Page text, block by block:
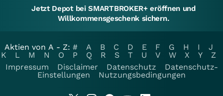
Jetzt Depot bei SMARTBROKER+ eröffnen und
Willkommensgeschenk sichern.
Aktien von A - Z: # A B C D E F G H I
J
K
L M N O P Q R S T U V W X Y
Z
Impressum
Disclaimer Datenschutz
Datenschutz-
Einstellungen
Nutzungsbedingungen